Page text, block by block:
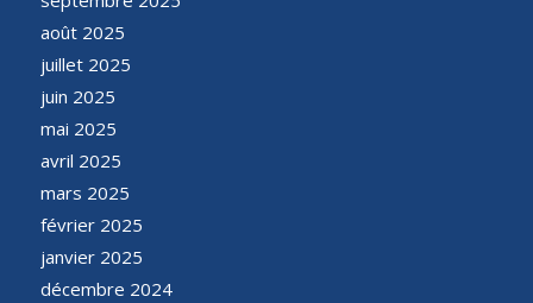
août 2025
juillet 2025
juin 2025
mai 2025
avril 2025
mars 2025
février 2025
janvier 2025
décembre 2024